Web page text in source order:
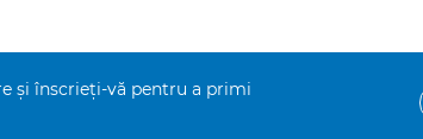
şi înscrieţi-vă pentru a primi